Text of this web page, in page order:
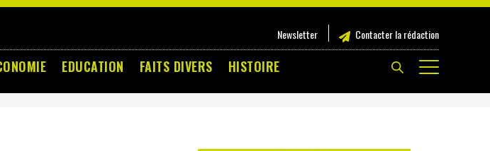
Newsletter Contacter la rédaction
EDUCATION FAITS DIVERS HISTOIRE